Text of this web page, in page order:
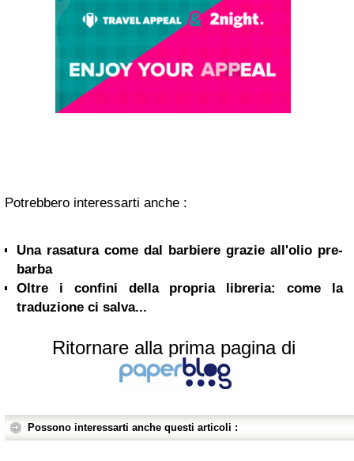
Potrebbero interessarti anche :
Una rasatura come dal barbiere grazie all'olio pre-
barba
Oltre i confini della propria libreria: come la
traduzione ci salva...
Ritornare alla prima pagina di
Possono interessarti anche questi articoli :